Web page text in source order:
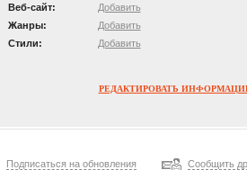
Веб-сайт:
Добавить
Жанры:
Добавить
Стили:
Добавить
РЕДАКТИРОВАТЬ
Подписаться на обновления Сообщить